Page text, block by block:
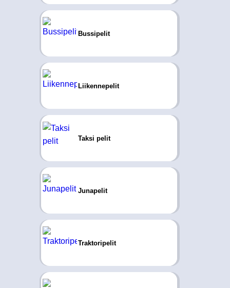
Bussipelit
Liikennepelit
Taksi pelit
Junapelit
Traktoripelit